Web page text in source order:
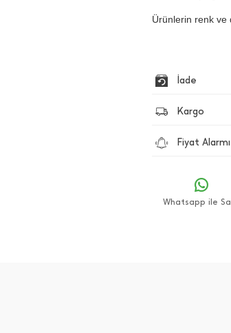
Ürünlerin renk ve
İade
Kargo
Fiyat Alarmı
Whatsapp ile